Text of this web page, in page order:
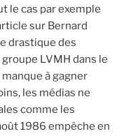
le cas par exemple
sur Bernard
drastique des
LVMH dans le
manque à gagner
les médias ne
comme les
1986 empêche en